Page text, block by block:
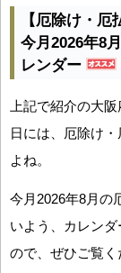
【厄除け・厄
今月2026年8
レンダー
上記で紹介の大
日には、厄除け
よね。
今月2026年8月の
いよう、カレン
ので、ぜひご覧く